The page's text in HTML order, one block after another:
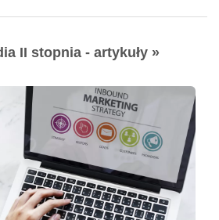
II stopnia - artykuły »